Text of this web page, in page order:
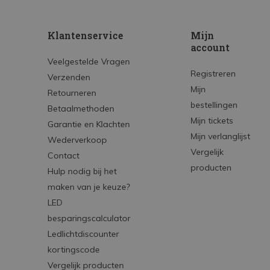
Klantenservice
Veelgestelde Vragen
Verzenden
Retourneren
Betaalmethoden
Garantie en Klachten
Wederverkoop
Contact
Hulp nodig bij het
maken van je keuze?
LED
besparingscalculator
Ledlichtdiscounter
kortingscode
Vergelijk producten
Mijn
account
Registreren
Mijn
bestellingen
Mijn tickets
Mijn verlanglijst
Vergelijk
producten